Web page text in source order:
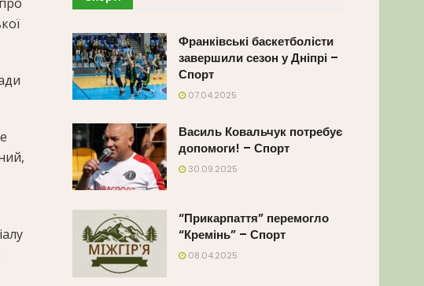
Франківські баскетболісти
завершили сезон у Дніпрі –
Спорт
07.04.2025
Василь Ковальчук потребує
допомоги! – Спорт
30.09.2025
“Прикарпаття” перемогло
“Кремінь” – Спорт
08.04.2025